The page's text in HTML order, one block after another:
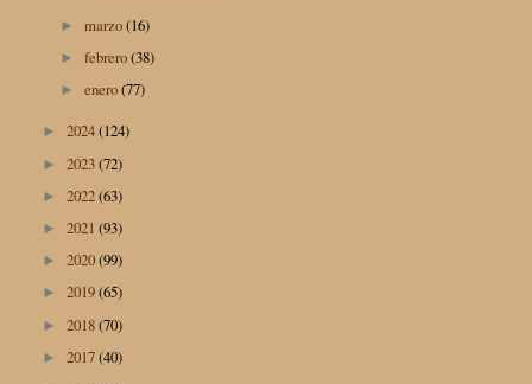
►marzo(16)
►febrero(38)
►enero(77)
► 2024(124)
► 2023(72)
► 2022(63)
► 2021 (93)
► 2020(99)
► 2019(65)
► 2018(70)
► 2017(40)